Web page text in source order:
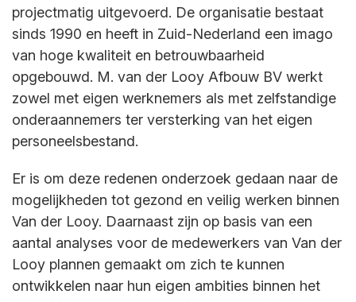
projectmatig uitgevoerd. De organisatie bestaat
sinds 1990 en heeft in Zuid-Nederland een imago
van hoge kwaliteit en betrouwbaarheid
opgebouwd. M. van der Looy Afbouw BV werkt
zowel met eigen werknemers als met zelfstandige
onderaannemers ter versterking van het eigen
personeelsbestand.
Er is om deze redenen onderzoek gedaan naar de
mogelijkheden tot gezond en veilig werken binnen
Van der Looy. Daarnaast zijn op basis van een
aantal analyses voor de medewerkers van Van der
Looy plannen gemaakt om zich te kunnen
ontwikkelen naar hun eigen ambities binnen het